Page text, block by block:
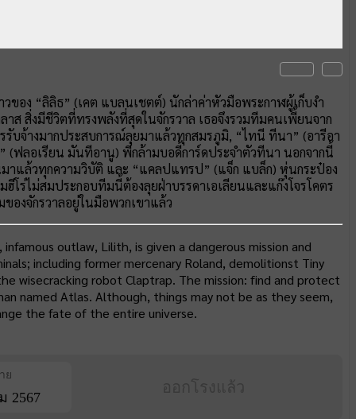
าวของ “ลิลิธ” (เคต แบลนเชตต์) นักล่าค่าหัวมือพระกาฬผู้เก็บงำ
ส สิ่งมีชีวิตที่ทรงพลังที่สุดในจักรวาล เธอจึงรวมทีมคนเพี้ยนจาก
บจ้างมากประสบการณ์ลุยมาแล้วทุกสมรภูมิ, “ไทนี ทีนา” (อารีอา
(ฟลอเรียน มันทีอานู) พี่กล้ามบอดี้การ์ดประจำตัวทีนา นอกจากนี้
าแล้วทุกความวิบัติ และ “แคลปแทรป” (แจ็ก แบล็ก) หุ่นกระป๋อง
ร่ไม่สมประกอบทีมนี้ต้องลุยฝ่าบรรดาเอเลียนและแก๊งโจรโคตร
องจักรวาลอยู่ในมือพวกเขาแล้ว
outlaw, Lilith, is given a dangerous mission and
including former mercenary Roland, demolitionst Tiny
wisecracking robot Claptrap. The mission: find and protect
named Atlas. Although, things may not be as they seem,
the fate of the entire universe.
ย
2567